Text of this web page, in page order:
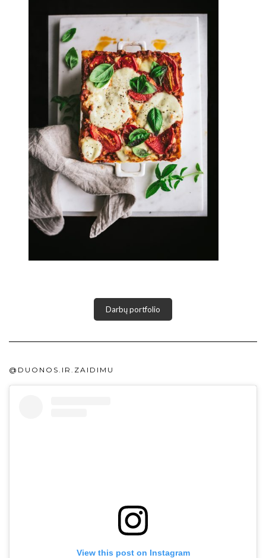
Darbų portfolio
@DUONOS.IR.ZAIDIMU
View this post on Instagram